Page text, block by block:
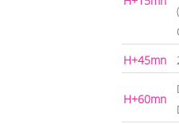
H+45mn
H+60mn